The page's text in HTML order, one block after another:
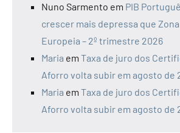
Nuno Sarmento em PIB
crescer mais depressa que
Europeia – 2º trimestre 2026
Maria em Taxa de juro dos
Aforro volta subir em agosto de
Maria em Taxa de juro dos
Aforro volta subir em agosto de